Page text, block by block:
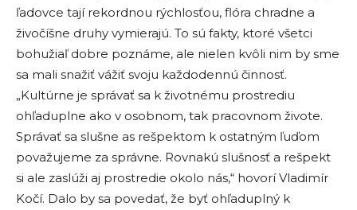
ľadovce tají rekordnou rýchlosťou, flóra chradne a
živočíšne druhy vymierajú. To sú fakty, ktoré všetci
bohužiaľ dobre poznáme, ale nielen kvôli nim by sme
sa mali snažiť vážiť svoju každodennú činnosť.
„Kultúrne je správať sa k životnému prostrediu
ohľaduplne ako v osobnom, tak pracovnom živote.
Správať sa slušne as rešpektom k ostatným ľuďom
považujeme za správne. Rovnakú slušnosť a rešpekt
si ale zaslúži aj prostredie okolo nás,“ hovorí Vladimír
Kočí. Dalo by sa povedať, že byť ohľaduplný k